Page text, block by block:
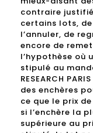
contraire
certains lots,
l’annuler, de
encore de
l’hypothèse où
stipulé au
RESEARCH
des enchères
ce que le prix
si l’enchère la
supérieure au